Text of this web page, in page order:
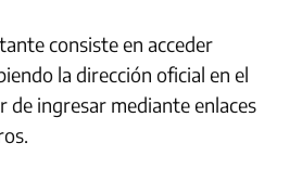
consiste en acceder
la dirección oficial en el
de ingresar mediante enlaces